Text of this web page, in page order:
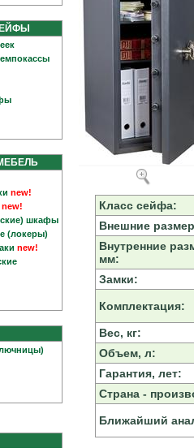
new!
new!
шкафы
(локеры)
new!
Класс сейфа:
Внешние
Внутренние
мм:
Замки:
Комплектация:
Вес, кг:
Объем, л:
Гарантия, лет:
Страна -
Ближайший